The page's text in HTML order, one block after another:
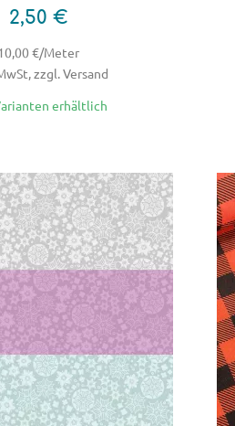
2,50 €
€/Meter
zzgl. Versand
erhältlich